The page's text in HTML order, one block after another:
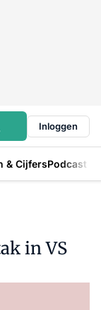
Inloggen
& CijfersPodcast
in VS